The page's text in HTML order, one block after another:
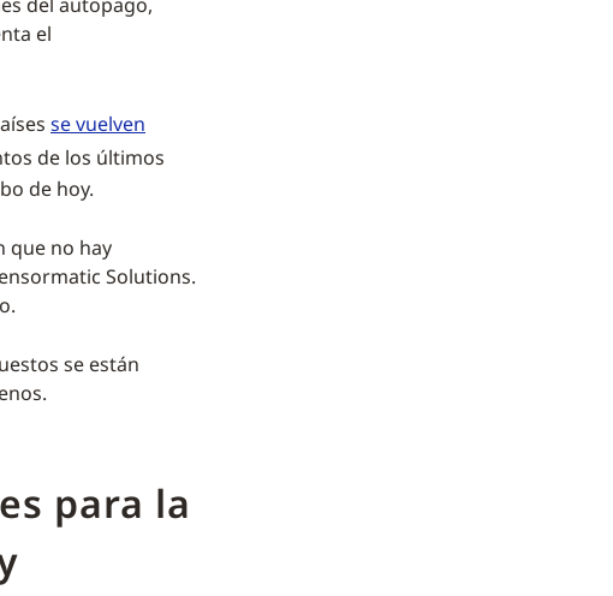
el
se vuelven
de los últimos
de hoy.
que no hay
Solutions.
se están
para la